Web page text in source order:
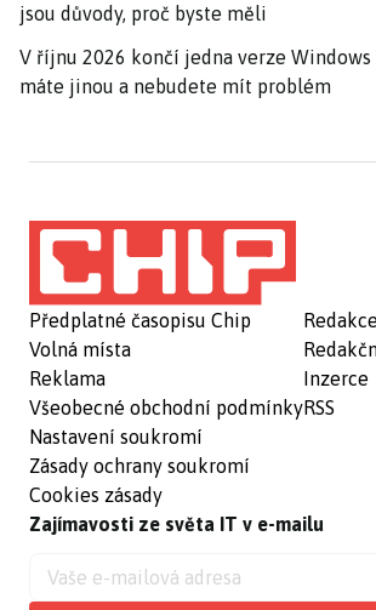
jsou důvody, proč byste měli
V říjnu 2026 končí jedna verze Windows
máte jinou a nebudete mít problém
Předplatné časopisu Chip
Volná místa
Reklama
Všeobecné obchodní podmínky
Nastavení soukromí
Zásady ochrany soukromí
Cookies zásady
Inzerce
RSS
Zajímavosti ze světa IT v e-mailu